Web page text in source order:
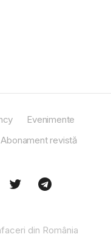
Evenimente
Abonament revistă
din România